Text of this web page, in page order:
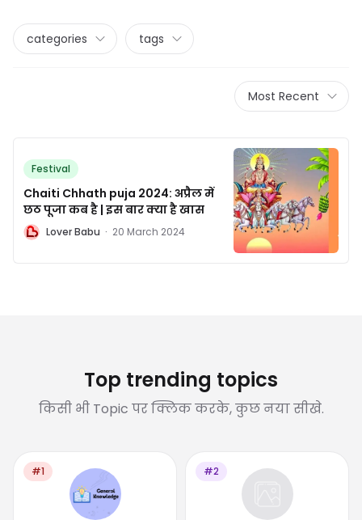
categories tags
Most Recent
Festival
Chaiti Chhath puja 2024: अप्रैल में
छठ पूजा कब है | इस बार क्या है खास
L Lover Babu · 20 March 2024
Top trending topics
किसी भी Topic पर क्लिक करके, कुछ नया सीखे.
#1 #2